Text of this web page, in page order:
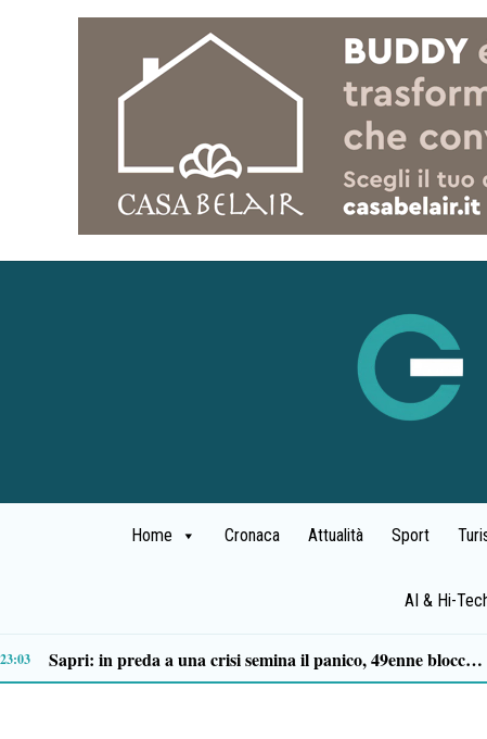
Home Cronaca Attualità Sport
AI & Hi-
Tortorella celebra la Fiera di San Basilio: tra antichi mestieri, bestiame e la musica della Bandabardò 14:49